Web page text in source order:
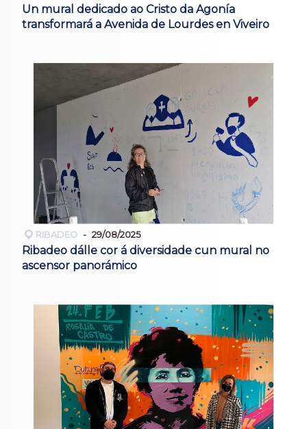
Un mural dedicado ao Cristo da Agonía
transformará a Avenida de Lourdes en Viveiro
RIBADEO 29/08/2025
Ribadeo dálle cor á diversidade cun mural no
ascensor panorámico